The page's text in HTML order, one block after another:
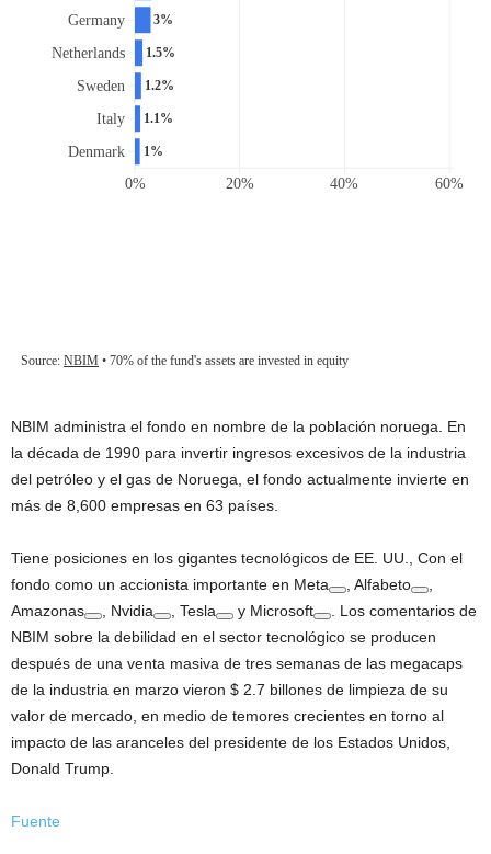
NBIM administra el fondo en nombre de la población noruega. En
la década de 1990 para invertir ingresos excesivos de la industria
del petróleo y el gas de Noruega, el fondo actualmente invierte en
más de 8,600 empresas en 63 países.
Tiene posiciones en los gigantes tecnológicos de EE. UU., Con el
fondo como un accionista importante en Meta Alfabeto
Amazonas
Nvidia Tesla y Microsoft
. Los comentarios de
NBIM sobre la debilidad en el sector tecnológico se producen
después de una venta masiva de tres semanas de las megacaps
de la industria en marzo vieron $ 2.7 billones de limpieza de su
valor de mercado, en medio de temores crecientes en torno al
impacto de las aranceles del presidente de los Estados Unidos,
Donald Trump.
Fuente